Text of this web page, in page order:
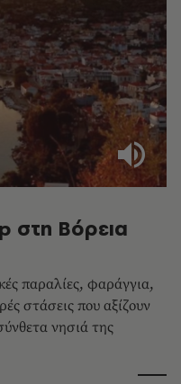
στη Βόρεια
παραλίες, φαράγγια,
στάσεις που αξίζουν
νησιά της